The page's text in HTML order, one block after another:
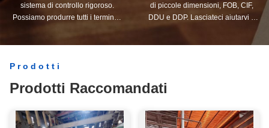
sistema di controllo rigoroso.
Possiamo produrre tutti i terminali
di piccole dimensioni, FOB, CIF,
DDU e DDP. Lasciateci aiutarvi a
Prodotti
Prodotti Raccomandati